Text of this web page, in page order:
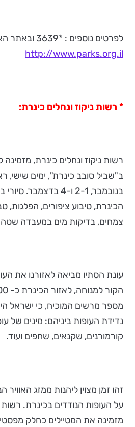
לפרטים נוספים : *3639 ובאתר האינטרנט
http://www.parks.org.il
* רשות ניקוז ונחלים כינרת:
רשות ניקוז ונחלים כינרת,
בנובמבר, 2-1 ו-4
הכינרת, טיבוע ציפורים, הפלגות,
צמחים, בדיקות מים במעבדה
עונת הסתיו מביאה לאזורנו את
מספר מרשים המוכיח, כי ישראל
נדידת העופות ביניהם: מינים של
קורמורנים, שקנאים, שחפים ועוד.
זהו זמן מצוין ליהנות ממזג האוויר
על העופות הנודדים בכינרת. רשות
מזמינה את המטיילים כחלק